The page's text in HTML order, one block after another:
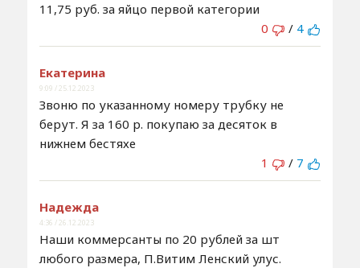
11,75 руб. за яйцо первой категории
0
/ 4
Екатерина
9:09 / 25.12.2023
Звоню по указанному номеру трубку не
берут. Я за 160 р. покупаю за десяток в
нижнем бестяхе
1
/ 7
Надежда
4:36 / 26.12.2023
Наши коммерсанты по 20 рублей за шт
любого размера, П.Витим Ленский улус.